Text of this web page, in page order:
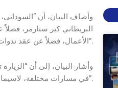
وأضاف البيان، أن
البريطاني كير ستارمر،
الأعمال، فضلاً عن عقد ندوات وحوارات مع مراكز بحثية متخصصة”.
وأشار البيان، إلى أن
في مسارات مختلفة، لاسيما في المجالات الاقتصادية والاستثمارية والأمنية”.